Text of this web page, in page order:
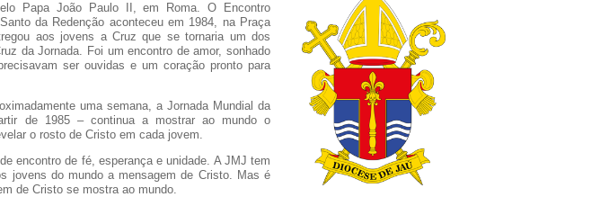
Papa João Paulo II, em Roma. O Encontro
da Redenção aconteceu em 1984, na Praça
aos jovens a Cruz que se tornaria um dos
da Jornada. Foi um encontro de amor, sonhado
ser ouvidas e um coração pronto para
uma semana, a Jornada Mundial da
de 1985 – continua a mostrar ao mundo o
o rosto de Cristo em cada jovem.
encontro de fé, esperança e unidade. A JMJ tem
jovens do mundo a mensagem de Cristo. Mas é
de Cristo se mostra ao mundo.